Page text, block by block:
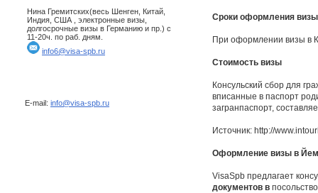
Нина Гремитских(весь Шенген, Китай,
Индия, США , электронные визы,
долгосрочные визы в Германию и пр.) с
11-20ч. по раб. дням.
info6@visa-spb.ru
E-mail: info@visa-spb.ru
Сроки оформления визы
При оформлении визы в
Стоимость визы
Консульский сбор для
вписанные в паспорт
загранпаспорт,
Источник: http://
Оформление визы в
VisaSpb предлагает
документов в